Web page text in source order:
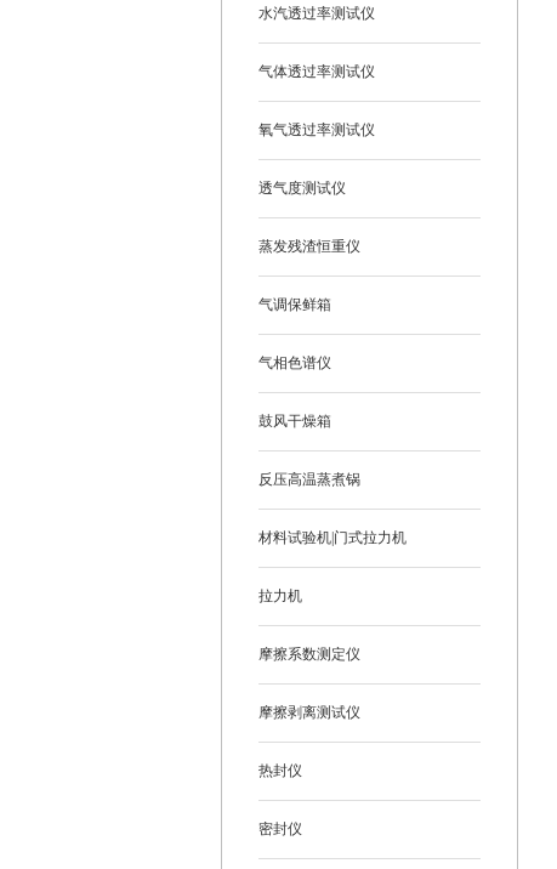
水汽透过率测试仪
气体透过率测试仪
氧气透过率测试仪
透气度测试仪
蒸发残渣恒重仪
气调保鲜箱
气相色谱仪
鼓风干燥箱
反压高温蒸煮锅
材料试验机|门式拉力机
拉力机
摩擦系数测定仪
摩擦剥离测试仪
热封仪
密封仪